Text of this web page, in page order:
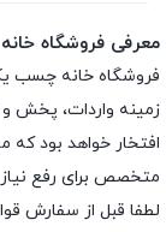
معرفی فروشگاه
فروشگاه خانه چسب
زمینه واردات، پخش
افتخار خواهد بود که
متخصص برای رفع
لطفا قبل از سفارش